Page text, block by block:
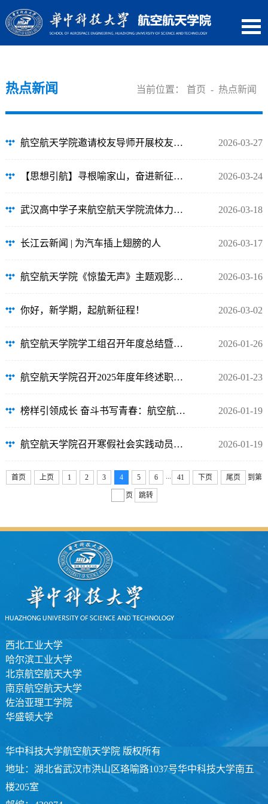
热点新闻 当前位置： 首页 - 热点新闻
航空航天学院邀请校友导师开展校友助航活动 2026-03-27
【思想引航】寻根喻家山，奋进新征程｜飞设本科生党支部赴校史馆开展主题党日活动 2026-03-24
武汉高中学子来航空航天学院流体力学实验室研学参观 2026-03-18
长江云新闻 | 为汽车插上翅膀的人 2026-03-17
航空航天学院《惊蛰无声》主题观影党日、团日活动完成 2026-03-16
你好，新学期，起航新征程！ 2026-03-02
航空航天学院学工组召开年度总结暨假期工作部署会 2026-01-26
航空航天学院召开2025年度年终述职大会 2026-01-23
榜样引领成长 奋斗书写青春：航空航天学院学子在学校2025年表彰大会上获表彰 2026-01-19
航空航天学院召开寒假社会实践动员暨安全宣讲会 2026-01-19
首页 上页 1 2 3 4 5 6 ... 41 下页 尾页 到第
页 跳转
西北工业大学
哈尔滨工业大学
北京航空航天大学
南京航空航天大学
佐治亚理工学院
华盛顿大学
华中科技大学航空航天学院 版权所有
地址：湖北省武汉市洪山区珞喻路1037号华中科技大学南五
楼205室